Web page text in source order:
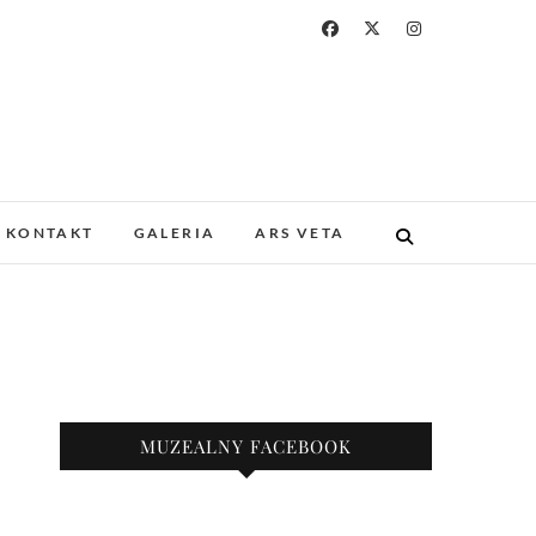
i Drukarstwa w
KONTAKT GALERIA ARS VETA
MUZEALNY FACEBOOK